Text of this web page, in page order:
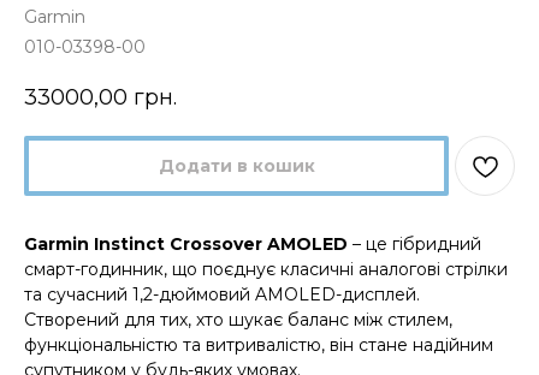
Garmin
010-03398-00
33000,00 грн.
Додати в кошик
Garmin Instinct Crossover AMOLED – це гібридний
смарт-годинник, що поєднує класичні аналогові стрілки
та сучасний 1,2-дюймовий AMOLED-дисплей.
Створений для тих, хто шукає баланс між стилем,
функціональністю та витривалістю, він стане надійним
супутником у будь-яких умовах.